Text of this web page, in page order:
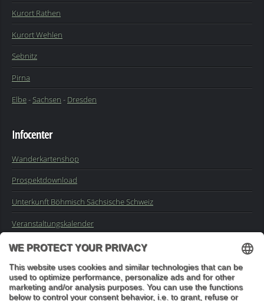
Kurort Rathen
Kurort Wehlen
Sebnitz
Pirna
Elbe-Sachsen - Dresden
Infocenter
Wanderkartenshop
Prospektdownload
Unterkunft Böhmisch Sächsische Schweiz
Veranstaltungskalender
Impressum